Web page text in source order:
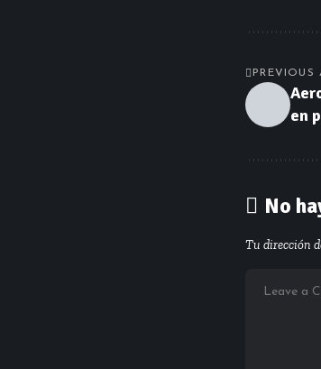
PREVIOUS
en
No
Tu dirección